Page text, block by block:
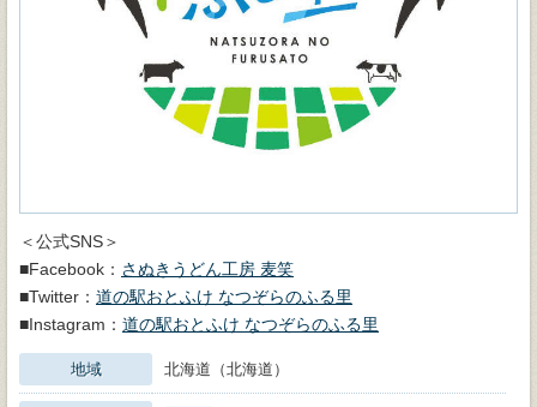
＜公式SNS＞
■Facebook： さぬきうどん工房 麦笑
■Twitter： 道の駅おとふけ なつぞらのふる里
■Instagram： 道の駅おとふけ なつぞらのふる里
地域 北海道（北海道）